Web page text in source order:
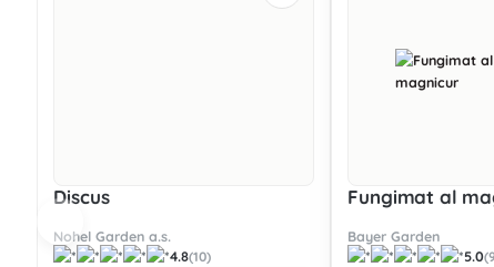
Discus
Nohel Garden a.s.
4.8(10)
Fungimat al
Bayer Garden
5.0